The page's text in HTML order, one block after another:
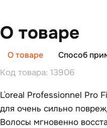
О товаре
О товаре Способ
Код товара: 13906
L`oreal Professionnel Pro
для очень сильно
Волосы мгновенно